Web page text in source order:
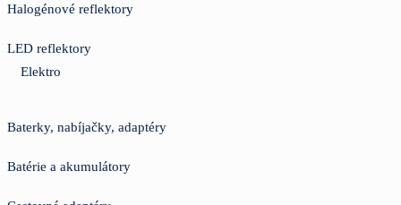
Halogénové reflektory
LED reflektory
Elektro
Baterky, nabíjačky, adaptéry
Batérie a akumulátory